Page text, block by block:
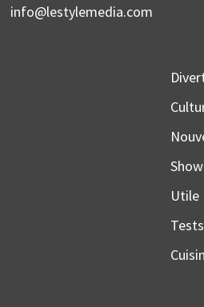
info@lestylemedia.com
Utile